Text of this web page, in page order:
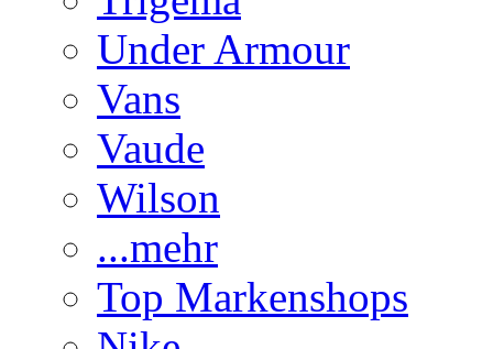
Under Armour
Vans
Vaude
Wilson
...mehr
Top Markenshops